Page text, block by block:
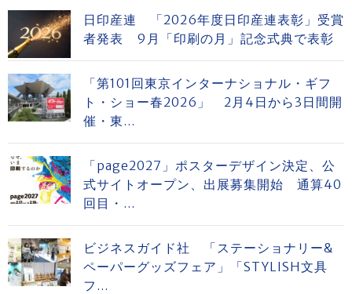
日印産連 「2026年度日印産連表彰」受賞
者発表 9月「印刷の月」記念式典で表彰
「第101回東京インターナショナル・ギフ
ト・ショー春2026」 2月4日から3日間開
催・東...
「page2027」ポスターデザイン決定、公
式サイトオープン、出展募集開始 通算40
回目・...
ビジネスガイド社 「ステーショナリー&
ペーパーグッズフェア」「STYLISH文具
フ...